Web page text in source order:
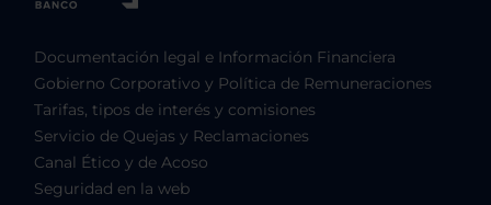
Documentación legal e Información Financiera
Gobierno Corporativo y Política de Remuneraciones
Tarifas, tipos de interés y comisiones
Servicio de Quejas y Reclamaciones
Canal Ético y de Acoso
Seguridad en la web